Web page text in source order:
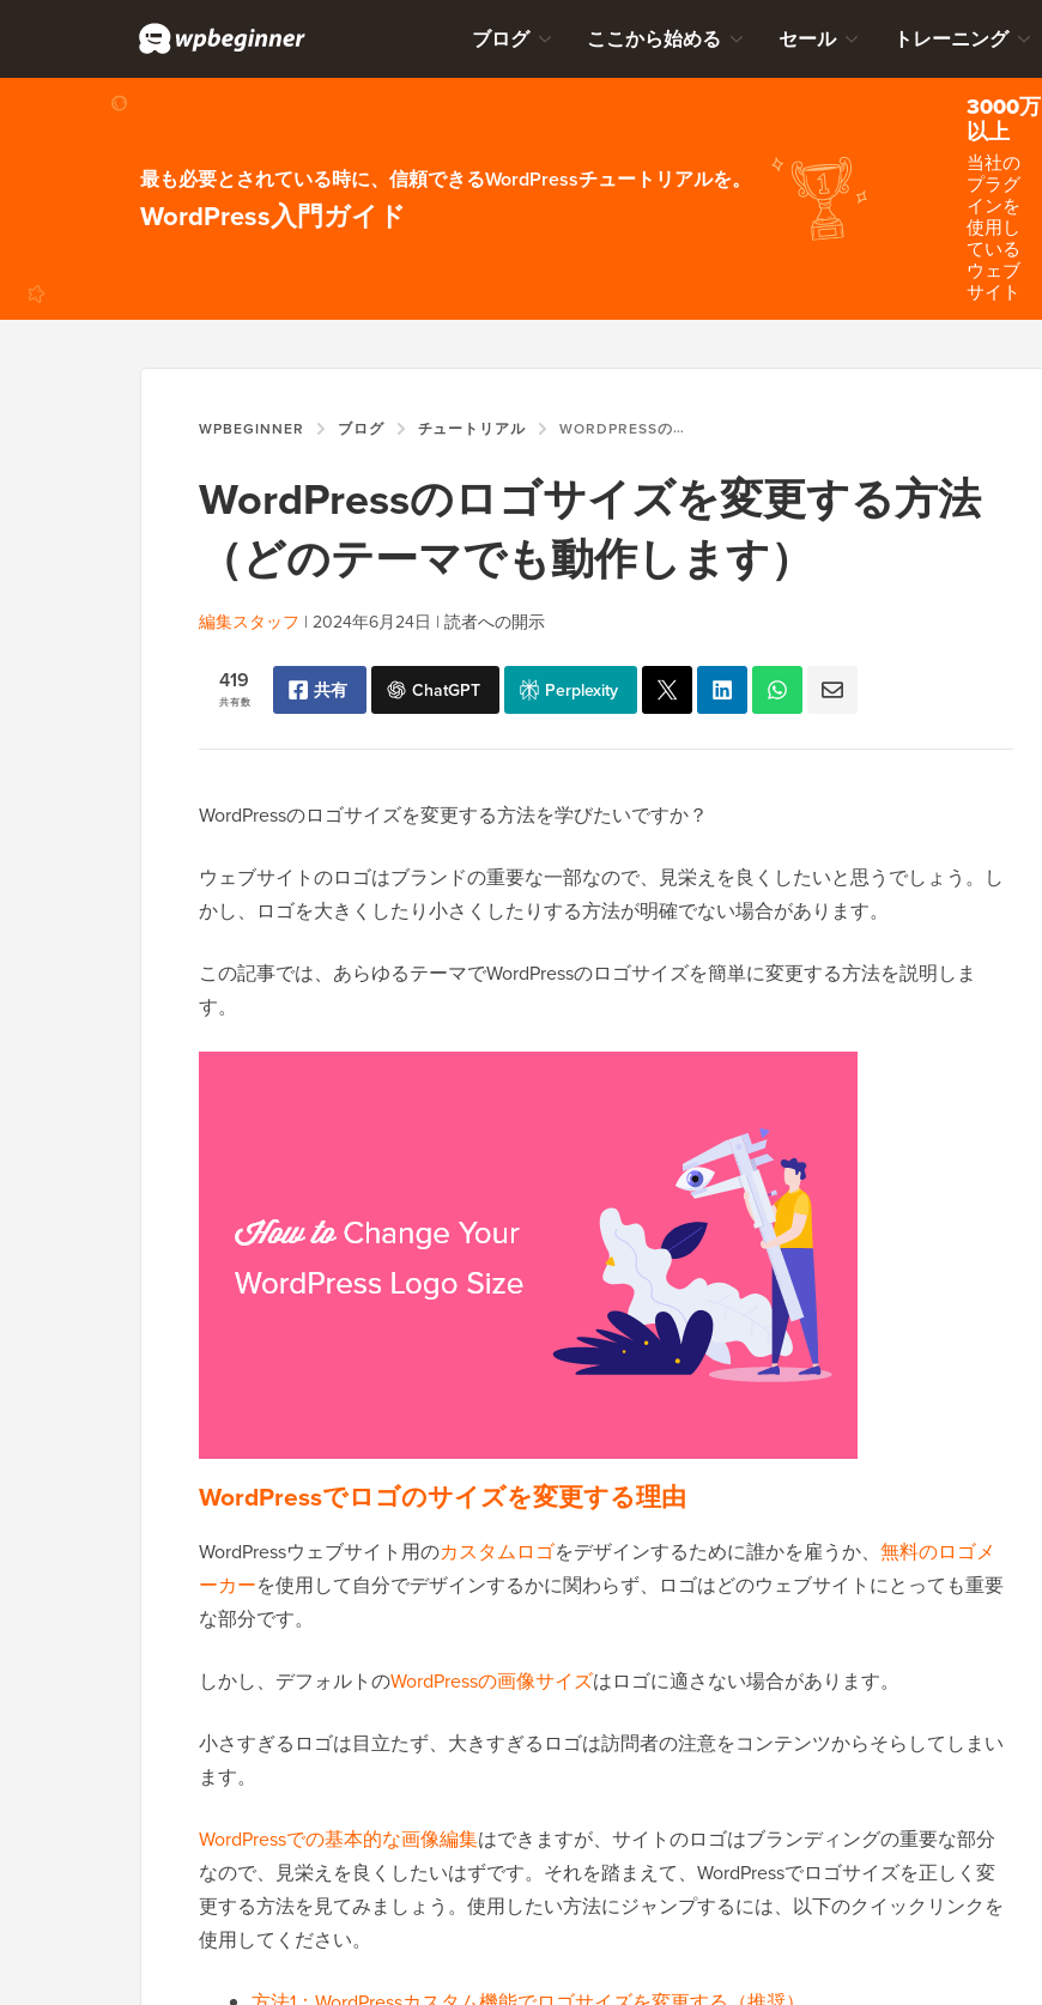
ブログ ここから始める セール トレーニング
最も必要とされている時に、信頼できるWordPressチュートリアルを。
WordPress入門ガイド
3000万
以上
当社の
プラグ
インを
使用し
ている
ウェブ
サイト
WPBEGINNER ブログ チュートリアル WORDPRESSのロゴサイズを変更する方法（どのテーマでも動作します）
WordPressのロゴサイズを変更する方法
（どのテーマでも動作します）
編集スタッフ | 2024年6月24日 | 読者への開示
共有数
419 共有 ChatGPT Perplexity
WordPressのロゴサイズを変更する方法を学びたいですか？
ウェブサイトのロゴはブランドの重要な一部なので、見栄えを良くしたいと思うでしょう。し
かし、ロゴを大きくしたり小さくしたりする方法が明確でない場合があります。
この記事では、あらゆるテーマでWordPressのロゴサイズを簡単に変更する方法を説明しま
す。
WordPressでロゴのサイズを変更する理由
WordPressウェブサイト用のカスタムロゴをデザインするために誰かを雇うか、 無料のロゴメ
ーカーを使用して自分でデザインするかに関わらず、ロゴはどのウェブサイトにとっても重要
な部分です。
しかし、デフォルトのWordPressの画像サイズはロゴに適さない場合があります。
小さすぎるロゴは目立たず、大きすぎるロゴは訪問者の注意をコンテンツからそらしてしまい
ます。
WordPressでの基本的な画像編集はできますが、サイトのロゴはブランディングの重要な部分
なので、見栄えを良くしたいはずです。それを踏まえて、WordPressでロゴサイズを正しく変
更する方法を見てみましょう。使用したい方法にジャンプするには、以下のクイックリンクを
使用してください。